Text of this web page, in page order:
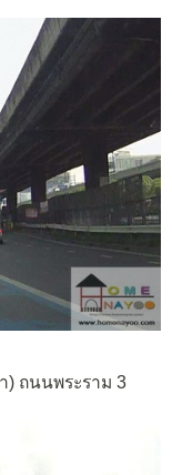
) ถนนพระราม 3